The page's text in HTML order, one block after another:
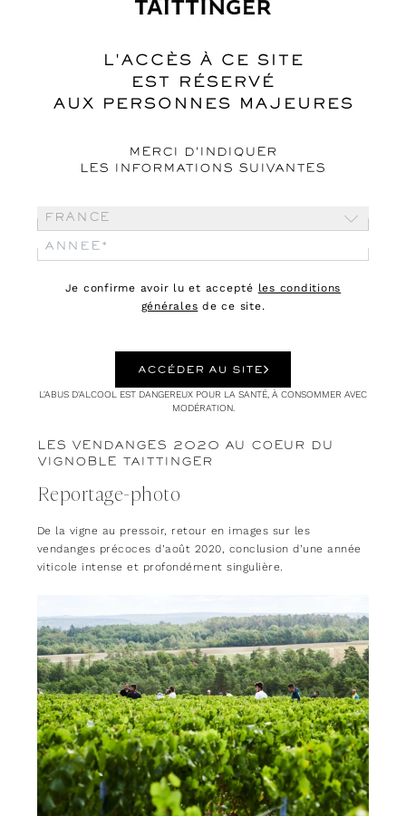
L'ACCÈS À CE SITE
EST RÉSERVÉ
AUX PERSONNES MAJEURES
MERCI D'INDIQUER
LES INFORMATIONS SUIVANTES
France
Je confirme avoir lu et accepté les conditions
générales de ce site.
ACCÉDER AU SITE
L'ABUS D'ALCOOL EST DANGEREUX POUR LA SANTÉ, À CONSOMMER AVEC
MODÉRATION.
18.09.20 VIGNES
LES VENDANGES 2020 AU COEUR DU
VIGNOBLE TAITTINGER
Reportage-photo
De la vigne au pressoir, retour en images sur les
vendanges précoces d’août 2020, conclusion d’une année
viticole intense et profondément singulière.